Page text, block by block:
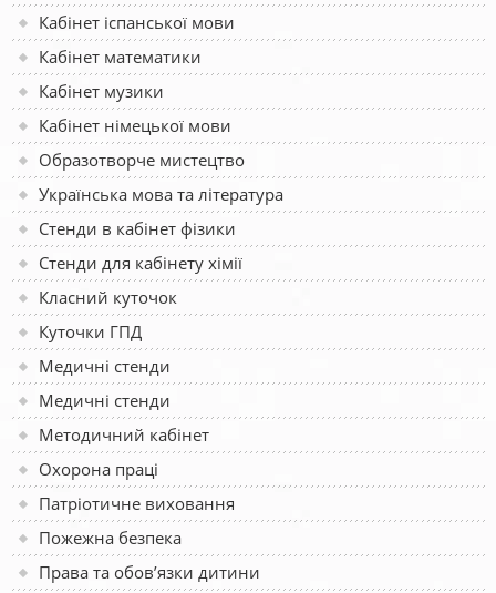
Кабінет іспанської мови
Кабінет математики
Кабінет музики
Кабінет німецької мови
Образотворче мистецтво
Українська мова та література
Стенди в кабінет фізики
Стенди для кабінету хімії
Класний куточок
Куточки ГПД
Медичні стенди
Медичні стенди
Методичний кабінет
Охорона праці
Патріотичне виховання
Пожежна безпека
Права та обов’язки дитини